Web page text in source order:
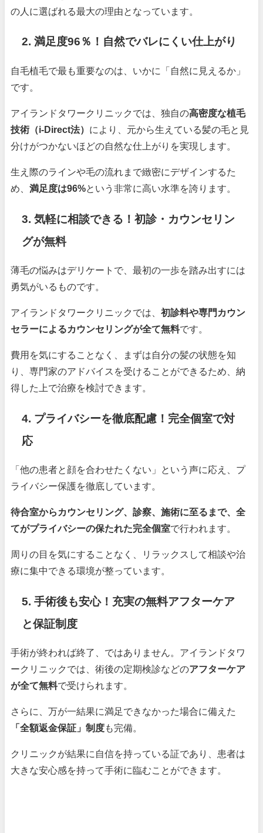
の人に選ばれる最大の理由となっています。
2. 満足度96％！自然でバレにくい仕上がり
自毛植毛で最も重要なのは、いかに「自然に見えるか」
です。
アイランドタワークリニックでは、独自の高密度な植毛
技術（i-Direct法） により、元から生えている髪の毛と見
分けがつかないほどの自然な仕上がりを実現します。
生え際のラインや毛の流れまで緻密にデザインするた
め、 満足度は96%という非常に高い水準を誇ります。
3. 気軽に相談できる！初診・カウンセリン
グが無料
薄毛の悩みはデリケートで、最初の一歩を踏み出すには
勇気がいるものです。
アイランドタワークリニックでは、 初診料や専門カウン
セラーによるカウンセリングが全て無料です。
費用を気にすることなく、まずは自分の髪の状態を知
り、専門家のアドバイスを受けることができるため、納
得した上で治療を検討できます。
4. プライバシーを徹底配慮！完全個室で対
応
「他の患者と顔を合わせたくない」という声に応え、プ
ライバシー保護を徹底しています。
待合室からカウンセリング、診察、施術に至るまで、全
てがプライバシーの保たれた完全個室で行われます。
周りの目を気にすることなく、リラックスして相談や治
療に集中できる環境が整っています。
5. 手術後も安心！充実の無料アフターケア
と保証制度
手術が終われば終了、ではありません。アイランドタワ
ークリニックでは、術後の定期検診などのアフターケア
が全て無料で受けられます。
さらに、万が一結果に満足できなかった場合に備えた
「全額返金保証」制度も完備。
クリニックが結果に自信を持っている証であり、患者は
大きな安心感を持って手術に臨むことができます。